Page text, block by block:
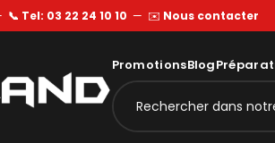
📞 Tel: 03 22 24 10 10 — ✉️ Nous contacter
PromotionsBlog